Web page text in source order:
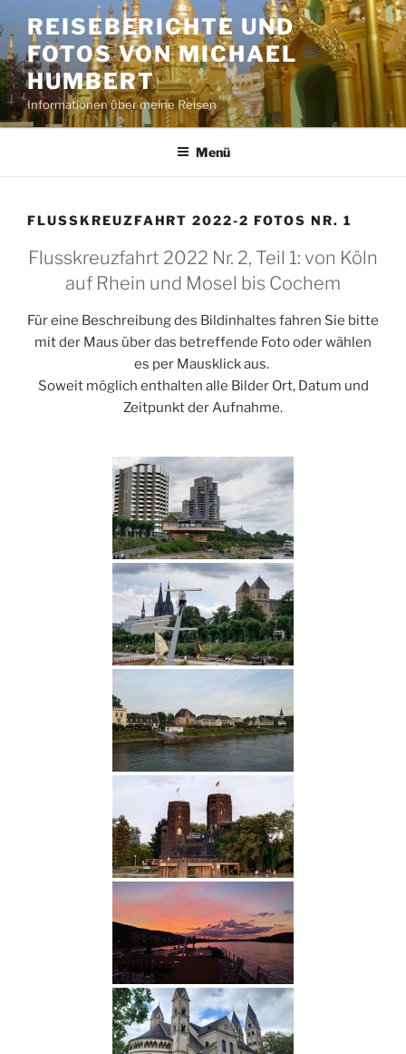
Inhalt
springen
REISEBERICHTE UND
FOTOS VON MICHAEL
HUMBERT
Informationen über meine Reisen
Menü
FLUSSKREUZFAHRT 2022-2 FOTOS NR. 1
Flusskreuzfahrt 2022 Nr. 2, Teil 1: von Köln
auf Rhein und Mosel bis Cochem
Für eine Beschreibung des Bildinhaltes fahren Sie bitte
mit der Maus über das betreffende Foto oder wählen
es per Mausklick aus.
Soweit möglich enthalten alle Bilder Ort, Datum und
Zeitpunkt der Aufnahme.